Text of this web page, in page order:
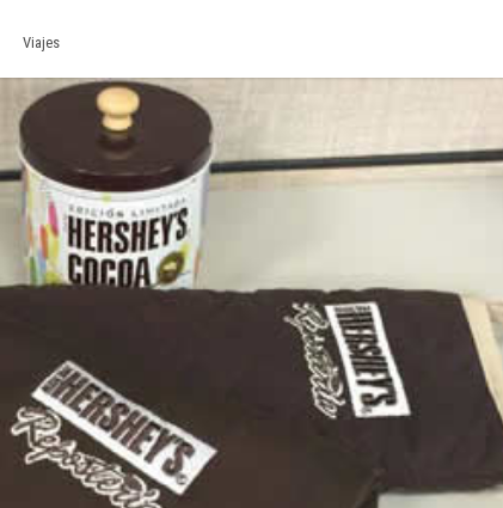
Viajes